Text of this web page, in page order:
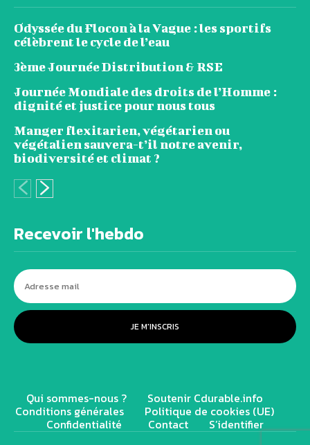
Odyssée du Flocon à la Vague : les sportifs
célèbrent le cycle de l’eau
3ème Journée Distribution & RSE
Journée Mondiale des droits de l’Homme :
dignité et justice pour nous tous
Manger flexitarien, végétarien ou
végétalien sauvera-t’il notre avenir,
biodiversité et climat ?
Recevoir l'hebdo
JE M'INSCRIS
Qui sommes-nous ? Soutenir Cdurable.info
Conditions générales Politique de cookies (UE)
Confidentialité Contact S’identifier